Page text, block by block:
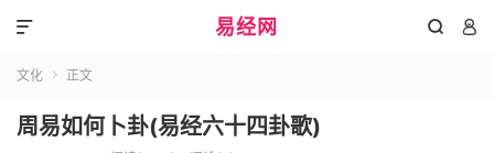
易经网  

文化  正文
周易如何卜卦(易经六十四卦歌)